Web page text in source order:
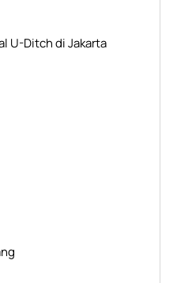
U-Ditch di Jakarta